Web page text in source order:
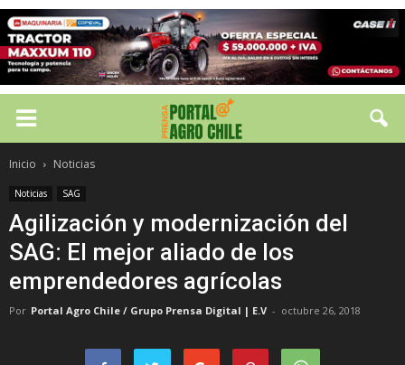
Inicio Noticias
Noticias SAG
Agilización y modernización del
SAG: El mejor aliado de los
emprendedores agrícolas
Por Portal Agro Chile / Grupo Prensa Digital | E.V - octubre 26, 2018